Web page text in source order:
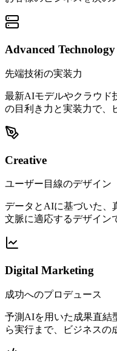
Advanced Technology
先端技術の実装力
最新AIモデルやクラウド
の目利き力と実装力で、
Creative
ユーザー目線のデザイン
データとAIに基づいた、
文脈に適応するデザイン
Digital Marketing
成功へのプロデュース
予測AIを用いた成果直結
ら実行まで、ビジネスの